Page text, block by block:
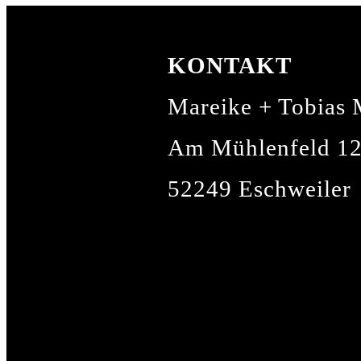
KONTAKT
Mareike + Tobias
Am Mühlenfeld 12
52249 Eschweiler